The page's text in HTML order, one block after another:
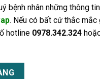
bệnh nhân những thông
. Nếu có bất cứ thắc mắc
hotline 0978.342.324
nhiêu điều trị viêm gan B,